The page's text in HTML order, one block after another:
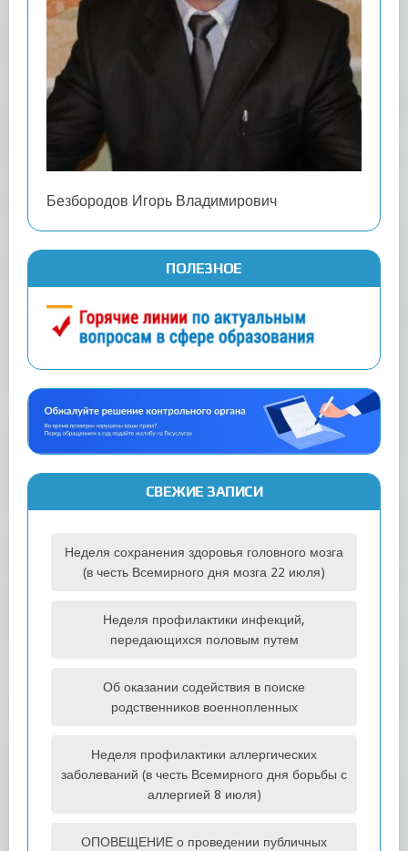
Безбородов Игорь Владимирович
ПОЛЕЗНОЕ
СВЕЖИЕ ЗАПИСИ
Неделя сохранения здоровья головного мозга
(в честь Всемирного дня мозга 22 июля)
Неделя профилактики инфекций,
передающихся половым путем
Об оказании содействия в поиске
родственников военнопленных
Неделя профилактики аллергических
заболеваний (в честь Всемирного дня борьбы с
аллергией 8 июля)
ОПОВЕЩЕНИЕ о проведении публичных